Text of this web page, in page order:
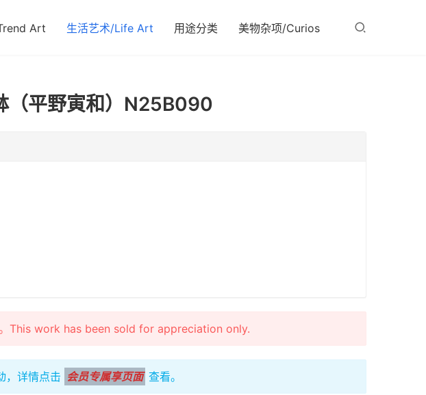
Art 生活艺术/Life Art 用途分类 美物杂项/Curios
（平野寅和）N25B090
This work has been sold for appreciation only.
，详情点击 会员专属享页面 查看。